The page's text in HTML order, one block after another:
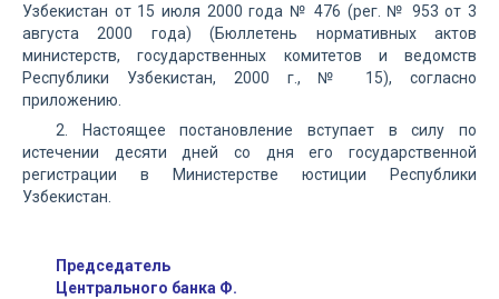
Узбекистан от 15 июля 2000 года № 476 (рег. № 953 от 3
августа 2000 года) (Бюллетень нормативных актов
министерств, государственных комитетов и ведомств
Республики Узбекистан, 2000 г., № 15), согласно
приложению.
2. Настоящее постановление вступает в силу по
истечении десяти дней со дня его государственной
регистрации в Министерстве юстиции Республики
Узбекистан.
Председатель
Центрального банка Ф.